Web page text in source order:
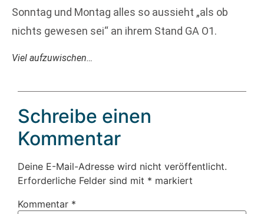
Sonntag und Montag alles so aussieht „als ob
nichts gewesen sei“ an ihrem Stand GA O1.
Viel aufzuwischen…
Schreibe einen
Kommentar
Deine E-Mail-Adresse wird nicht veröffentlicht.
Erforderliche Felder sind mit * markiert
Kommentar *